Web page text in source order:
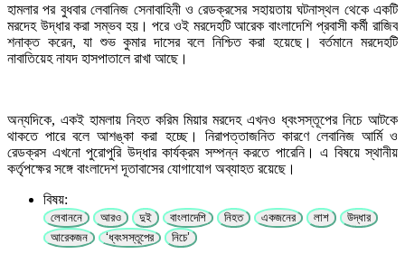
হামলার পর বুধবার লেবানিজ সেনাবাহিনী ও রেডক্রসের সহায়তায় ঘটনাস্থল থেকে একটি
মরদেহ উদ্ধার করা সম্ভব হয়। পরে ওই মরদেহটি আরেক বাংলাদেশি প্রবাসী কর্মী রাজিব
শনাক্ত করেন, যা শুভ কুমার দাসের বলে নিশ্চিত করা হয়েছে। বর্তমানে মরদেহটি
নাবাতিয়েহ নাযদ হাসপাতালে রাখা আছে।
অন্যদিকে, একই হামলায় নিহত করিম মিয়ার মরদেহ এখনও ধ্বংসস্তূপের নিচে আটকে
থাকতে পারে বলে আশঙ্কা করা হচ্ছে। নিরাপত্তাজনিত কারণে লেবানিজ আর্মি ও
রেডক্রস এখনো পুরোপুরি উদ্ধার কার্যক্রম সম্পন্ন করতে পারেনি। এ বিষয়ে স্থানীয়
কর্তৃপক্ষের সঙ্গে বাংলাদেশ দূতাবাসের যোগাযোগ অব্যাহত রয়েছে।
বিষয়:
লেবাননে আরও দুই বাংলাদেশি নিহত একজনের লাশ
উদ্ধার
আরেকজন
‘ধ্বংসস্তূপের নিচে’